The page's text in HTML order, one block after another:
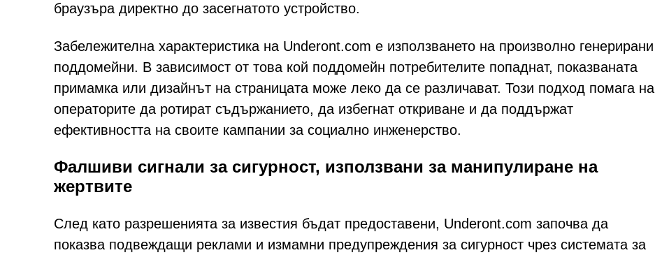
браузъра директно до засегнатото устройство.
Забележителна характеристика на Underont.com е използването на произволно генерирани
поддомейни. В зависимост от това кой поддомейн потребителите попаднат, показваната
примамка или дизайнът на страницата може леко да се различават. Този подход помага на
операторите да ротират съдържанието, да избегнат откриване и да поддържат
ефективността на своите кампании за социално инженерство.
Фалшиви сигнали за сигурност, използвани за манипулиране на
жертвите
След като разрешенията за известия бъдат предоставени, Underont.com започва да
показва подвеждащи реклами и измамни предупреждения за сигурност чрез системата за